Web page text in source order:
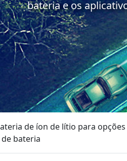
bateria e os
de íon de lítio para
bateria